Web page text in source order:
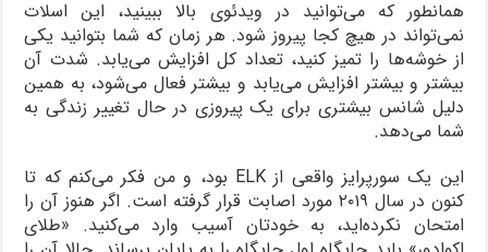
همانطور که می‌توانید در ویدئوی بالا ببینید، این اسلات
نمی‌تواند در هیچ کجا پیروز شود. هر زمان که شما بتوانید یکی
از خوشه‌ها را تمیز کنید، تعداد کل افزایش می‌یابد. شدت آن
بیشتر و بیشتر افزایش می‌یابد و بیشتر فعال می‌شود، به همین
دلیل شانس بیشتری برای یک پیروزی در حال تغییر زندگی به
شما می‌دهد.
این یک سورپرایز واقعی از ELK بود، و من فکر می‌کنم که تا
کنون در سال ۲۰۱۹ مورد اصابت قرار گرفته است. اگر هنوز آن را
امتحان نکرده‌اید، به خودتان آسیب وارد می‌کنید. «طلای